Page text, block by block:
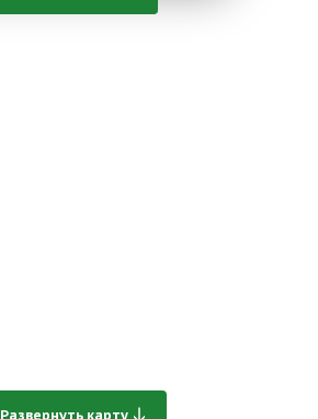
Развернуть карту